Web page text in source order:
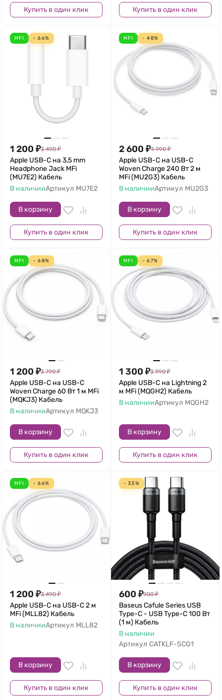
Купить в один клик Купить в один клик
MFI - 66%
1 200 ₽3 490 ₽
Apple USB-C на 3,5 mm
Headphone Jack MFi
(MU7E2) Кабель
В наличииАртикул MU7E2
В корзину
Купить в один клик
MFI - 48%
2 600 ₽4 990 ₽
Apple USB-C на USB-C
Woven Charge 240 Вт 2 м
MFi (MU2G3) Кабель
В наличииАртикул MU2G3
В корзину
Купить в один клик
MFI - 68%
1 200 ₽3 790 ₽
Apple USB-C на USB-C
Woven Charge 60 Вт 1 м MFi
(MQKJ3) Кабель
В наличииАртикул MQKJ3
В корзину
Купить в один клик
MFI - 67%
1 300 ₽3 990 ₽
Apple USB-С на Lightning 2
м MFi (MQGH2) Кабель
В наличииАртикул MQGH2
В корзину
Купить в один клик
MFI - 66%
1 200 ₽3 490 ₽
Apple USB-С на USB-C 2 м
MFi (MLL82) Кабель
В наличииАртикул MLL82
В корзину
Купить в один клик
- 33%
600 ₽900 ₽
Baseus Cafule Series USB
Type-C - USB Type-C 100 Вт
(1 м) Кабель
В наличии
Артикул CATKLF-SCG1
В корзину
Купить в один клик